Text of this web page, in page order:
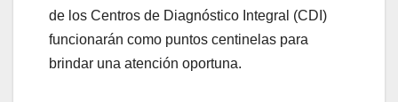
de los Centros de Diagnóstico Integral (CDI)
funcionarán como puntos centinelas para
brindar una atención oportuna.